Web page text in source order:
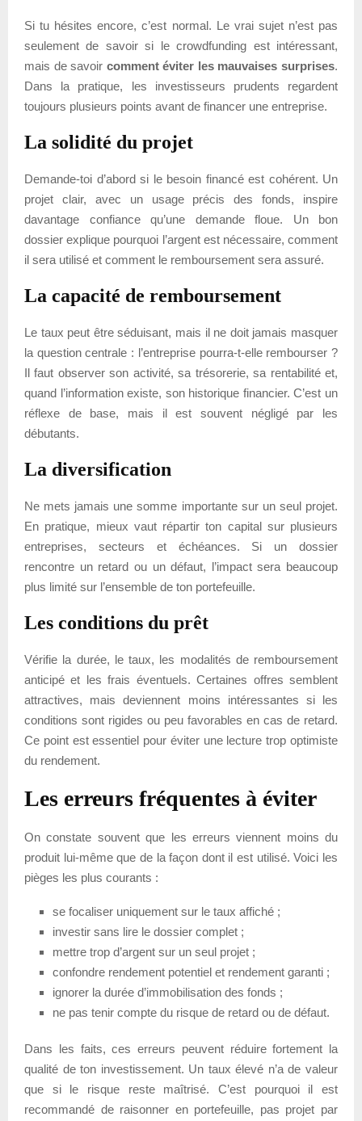
Si tu hésites encore, c’est normal. Le vrai sujet n’est pas
seulement de savoir si le crowdfunding est intéressant,
mais de savoir comment éviter les mauvaises surprises.
Dans la pratique, les investisseurs prudents regardent
toujours plusieurs points avant de financer une entreprise.
La solidité du projet
Demande-toi d’abord si le besoin financé est cohérent. Un
projet clair, avec un usage précis des fonds, inspire
davantage confiance qu’une demande floue. Un bon
dossier explique pourquoi l’argent est nécessaire, comment
il sera utilisé et comment le remboursement sera assuré.
La capacité de remboursement
Le taux peut être séduisant, mais il ne doit jamais masquer
la question centrale : l’entreprise pourra-t-elle rembourser ?
Il faut observer son activité, sa trésorerie, sa rentabilité et,
quand l’information existe, son historique financier. C’est un
réflexe de base, mais il est souvent négligé par les
débutants.
La diversification
Ne mets jamais une somme importante sur un seul projet.
En pratique, mieux vaut répartir ton capital sur plusieurs
entreprises, secteurs et échéances. Si un dossier
rencontre un retard ou un défaut, l’impact sera beaucoup
plus limité sur l’ensemble de ton portefeuille.
Les conditions du prêt
Vérifie la durée, le taux, les modalités de remboursement
anticipé et les frais éventuels. Certaines offres semblent
attractives, mais deviennent moins intéressantes si les
conditions sont rigides ou peu favorables en cas de retard.
Ce point est essentiel pour éviter une lecture trop optimiste
du rendement.
Les erreurs fréquentes à éviter
On constate souvent que les erreurs viennent moins du
produit lui-même que de la façon dont il est utilisé. Voici les
pièges les plus courants :
se focaliser uniquement sur le taux affiché ;
investir sans lire le dossier complet ;
mettre trop d’argent sur un seul projet ;
confondre rendement potentiel et rendement garanti ;
ignorer la durée d’immobilisation des fonds ;
ne pas tenir compte du risque de retard ou de défaut.
Dans les faits, ces erreurs peuvent réduire fortement la
qualité de ton investissement. Un taux élevé n’a de valeur
que si le risque reste maîtrisé. C’est pourquoi il est
recommandé de raisonner en portefeuille, pas projet par